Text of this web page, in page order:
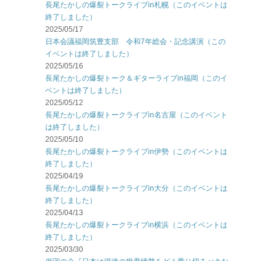
長尾たかしの爆裂トークライブin札幌（このイベントは
終了しました）
2025/05/17
日本会議福岡筑豊支部 令和7年総会・記念講演（この
イベントは終了しました）
2025/05/16
長尾たかしの爆裂トーク＆ギターライブin福岡（このイ
ベントは終了しました）
2025/05/12
長尾たかしの爆裂トークライブin名古屋（このイベント
は終了しました）
2025/05/10
長尾たかしの爆裂トークライブin伊勢（このイベントは
終了しました）
2025/04/19
長尾たかしの爆裂トークライブin大分（このイベントは
終了しました）
2025/04/13
長尾たかしの爆裂トークライブin横浜（このイベントは
終了しました）
2025/03/30